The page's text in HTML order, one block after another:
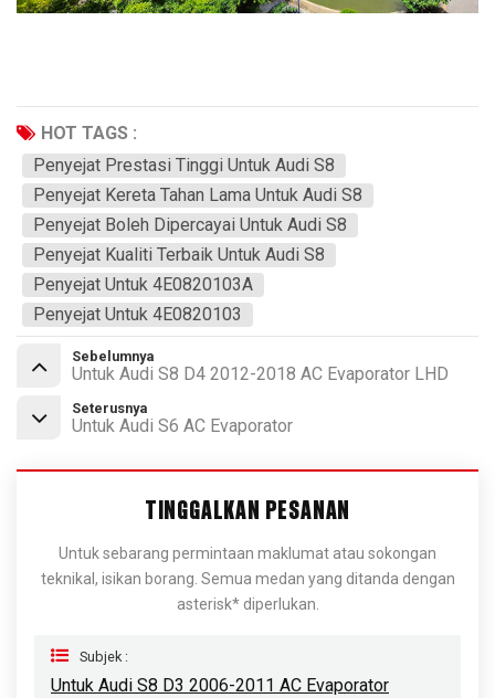
HOT TAGS :
Penyejat Prestasi Tinggi Untuk Audi S8
Penyejat Kereta Tahan Lama Untuk Audi S8
Penyejat Boleh Dipercayai Untuk Audi S8
Penyejat Kualiti Terbaik Untuk Audi S8
Penyejat Untuk 4E0820103A
Penyejat Untuk 4E0820103
Sebelumnya
Untuk Audi S8 D4 2012-2018 AC Evaporator LHD
Seterusnya
Untuk Audi S6 AC Evaporator
TINGGALKAN PESANAN
Untuk sebarang permintaan maklumat atau sokongan
teknikal, isikan borang. Semua medan yang ditanda dengan
asterisk* diperlukan.
Subjek :
Untuk Audi S8 D3 2006-2011 AC Evaporator